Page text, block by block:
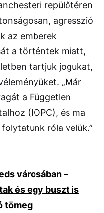
repülőtéren
agresszió
az emberek
a történtek miatt,
tartjuk jogukat,
„Már
a Független
(IOPC), és ma
róla velük.”
városában –
és egy buszt is
tömeg